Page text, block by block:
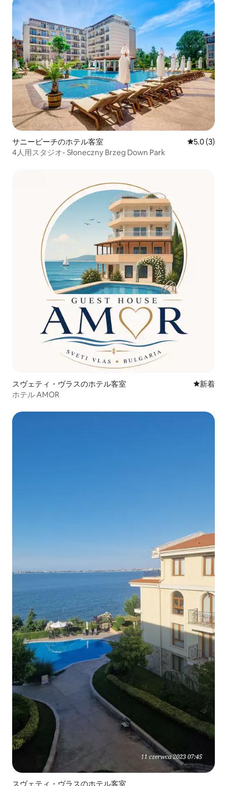
サニービーチのホテル客室 レビュー3
5.0 (3)
4人用スタジオ- Słoneczny Brzeg Down Park
スヴェティ・ヴラスのホテル客室 新しい宿
新着
ホテル AMOR
スヴェティ・ヴラスのホテル客室